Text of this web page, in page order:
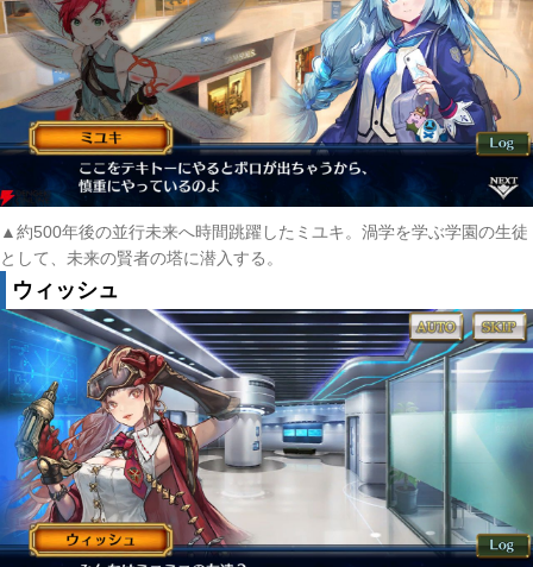
▲約500年後の並行未来へ時間跳躍したミユキ。渦学を学ぶ学園の生徒
として、未来の賢者の塔に潜入する。
ウィッシュ